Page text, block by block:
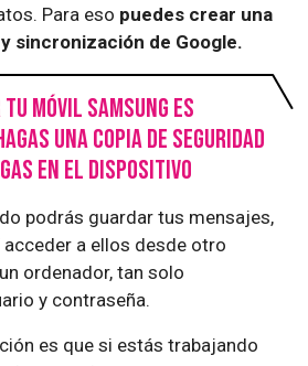
Para eso puedes crear una
sincronización de Google.
móvil Samsung es
una copia de seguridad
en el dispositivo
podrás guardar tus mensajes,
a ellos desde otro
ordenador, tan solo
y contraseña.
es que si estás trabajando